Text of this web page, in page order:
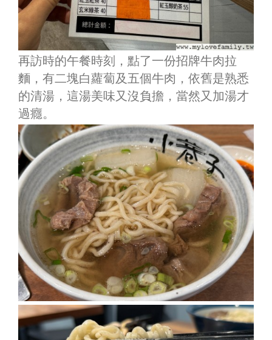
再訪時的午餐時刻，點了一份招牌牛肉拉
麵，有二塊白蘿蔔及五個牛肉，依舊是熟悉
的清湯，這湯美味又沒負擔，當然又加湯才
過癮。